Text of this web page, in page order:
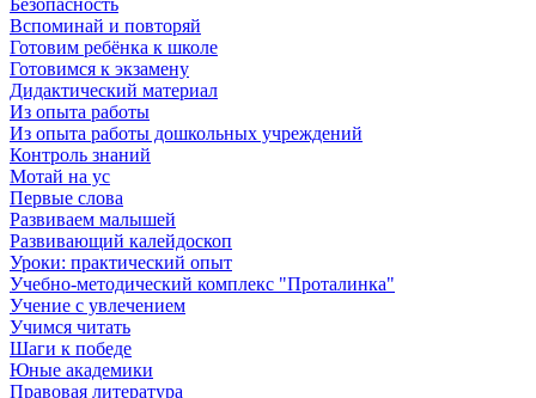
Безопасность
Вспоминай и повторяй
Готовим ребёнка к школе
Готовимся к экзамену
Дидактический материал
Из опыта работы
Из опыта работы дошкольных учреждений
Контроль знаний
Мотай на ус
Первые слова
Развиваем малышей
Развивающий калейдоскоп
Уроки: практический опыт
Учебно-методический комплекс "Проталинка"
Учение с увлечением
Учимся читать
Шаги к победе
Юные академики
Правовая литература